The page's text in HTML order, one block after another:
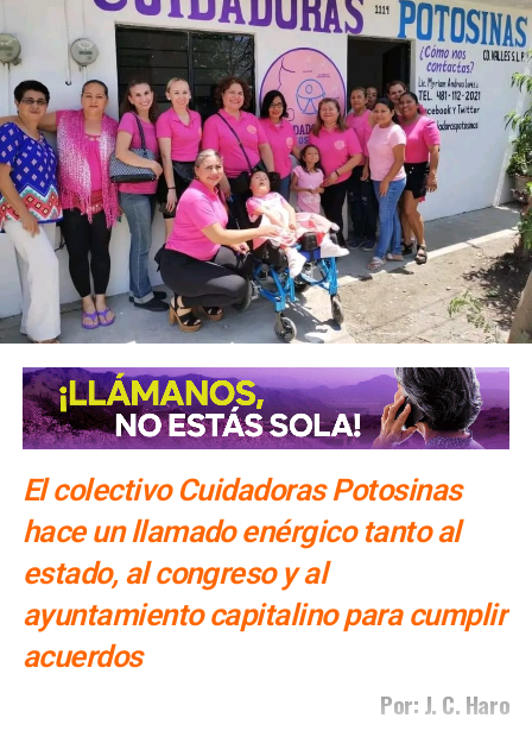
El colectivo Cuidadoras Potosinas
hace un llamado enérgico tanto al
estado, al congreso y al
ayuntamiento capitalino para cumplir
acuerdos
Por: J. C. Haro